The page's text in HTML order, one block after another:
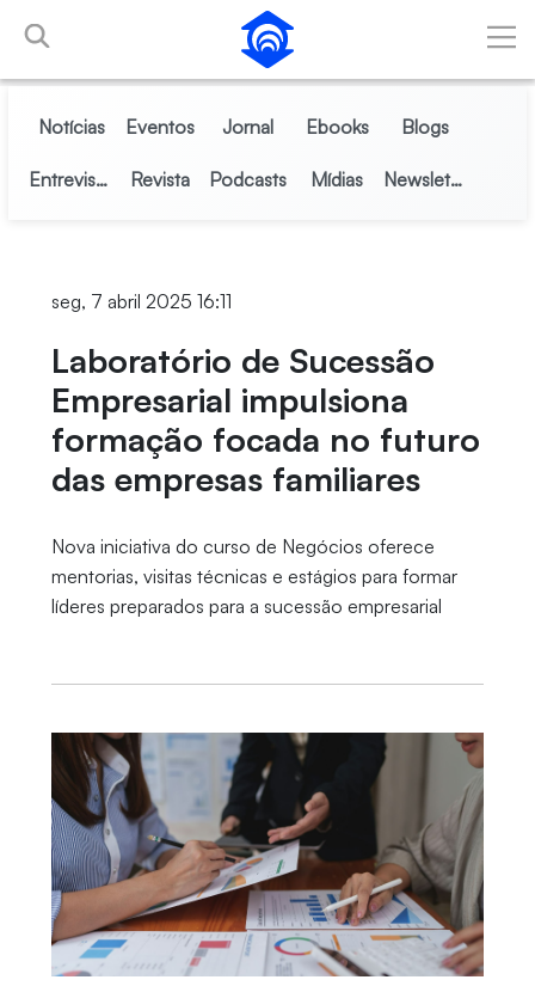
Pular para o Conteúdo principal
Notícias Eventos Jornal Ebooks Blogs
Entrevistas Revista Podcasts Mídias Newsletter
seg, 7 abril 2025 16:11
Laboratório de Sucessão
Empresarial impulsiona
formação focada no futuro
das empresas familiares
Nova iniciativa do curso de Negócios oferece
mentorias, visitas técnicas e estágios para formar
líderes preparados para a sucessão empresarial